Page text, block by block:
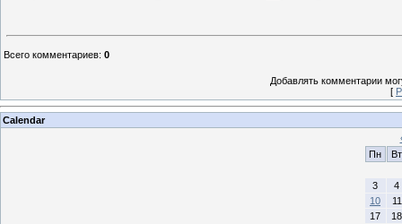
Всего комментариев: 0
Добавлять комментарии
[
Calendar
Пн
Вт
3
4
10
11
17
18